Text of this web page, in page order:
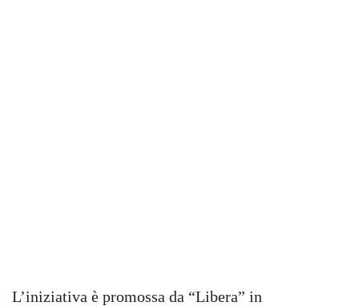
L’iniziativa è promossa da “Libera” in